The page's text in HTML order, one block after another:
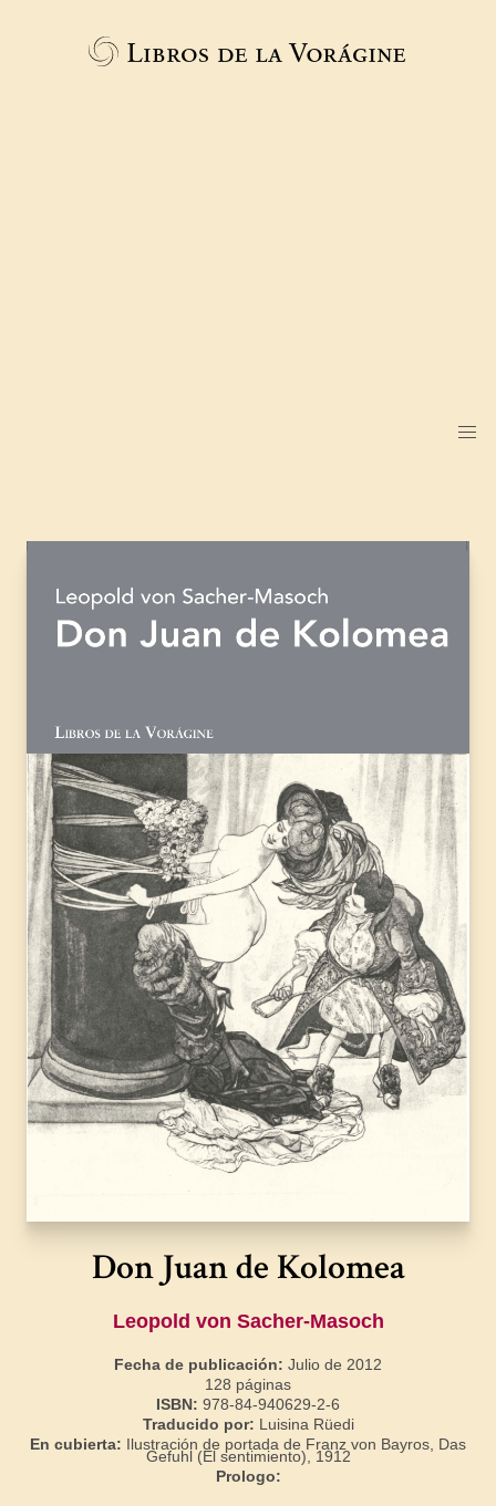
Don Juan de Kolomea
Leopold von Sacher-Masoch
Fecha de publicación: Julio de 2012
128 páginas
ISBN: 978-84-940629-2-6
Traducido por: Luisina Rüedi
En cubierta: Ilustración de portada de Franz von Bayros, Das
Gefuhl (El sentimiento), 1912
Prologo: